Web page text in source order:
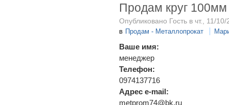
Продам круг
Опубликовано Гость в чт., 11/
в Продам - Металлопрокат
Ваше имя:
менеджер
Телефон:
0974137716
Адрес e-mail:
metprom74@bk.ru